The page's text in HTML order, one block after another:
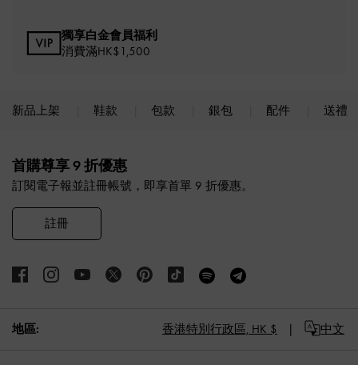
獨享白金會員福利
消費滿HK$1,500
新品上架 鞋款 包款 銀包 配件 送禮
首購尊享 9 折優惠
訂閱電子報並註冊帳號，即享首單 9 折優惠。
註冊
地區: 香港特別行政區, HK $ 中文